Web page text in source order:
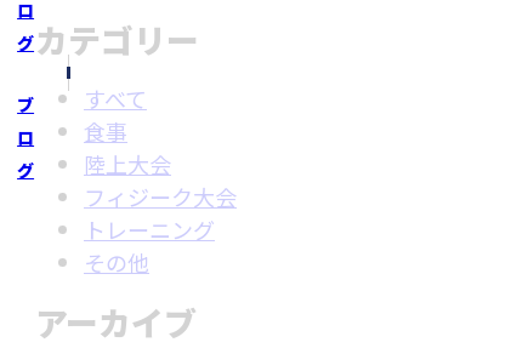
ブ
ロ
グ
カテゴリー
すべて
食事
陸上大会
フィジーク大会
トレーニング
その他
アーカイブ